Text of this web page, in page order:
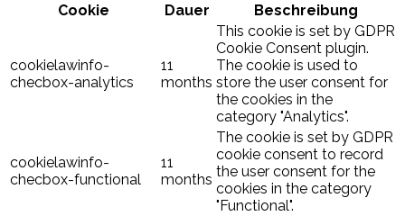
Cookie
Dauer Beschreibung
cookielawinfo-
checbox-analytics
11
months
This cookie is set by GDPR
Cookie Consent plugin.
The cookie is used to
store the user consent for
the cookies in the
category "Analytics".
cookielawinfo-
checbox-functional
11
months
The cookie is set by GDPR
cookie consent to record
the user consent for the
cookies in the category
"Functional".